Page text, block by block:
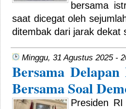
bersama
saat dicegat oleh
ditembak dari jarak dekat
Minggu, 31 Agustus 2025 -
Bersama
Bersama Soal
Presiden